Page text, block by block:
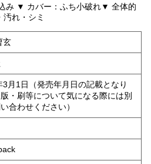
み ▼ カバー：ふち小破れ▼ 全体的
れ・シミ
玄
3月1日（発売年月日の記載となり
・刷等について気になる際には別
合わせください）